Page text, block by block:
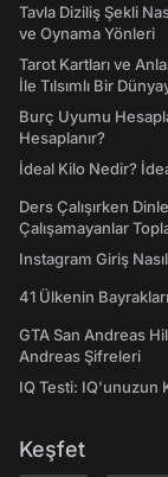
Tavla Diziliş Şekli
ve Oynama Yönleri
Tarot Kartları ve
İle Tılsımlı Bir
Burç Uyumu
Hesaplanır?
İdeal Kilo Nedir?
Ders Çalışırken
Çalışamayanlar
Instagram Giriş
41 Ülkenin
GTA San Andreas
Andreas Şifreleri
IQ Testi: IQ'unuzun
Keşfet